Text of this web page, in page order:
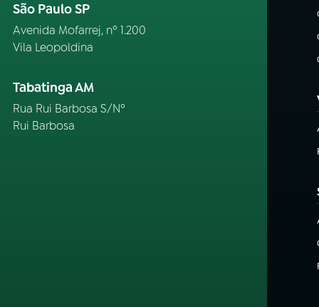
São Paulo SP
Avenida Mofarrej, nº 1.200
Vila Leopoldina
Tabatinga AM
Rua Rui Barbosa S/Nº
Rui Barbosa